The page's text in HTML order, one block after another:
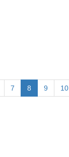
7 8 9 10